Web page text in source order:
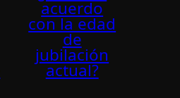
acuerdo
con la edad
de
jubilación
actual?